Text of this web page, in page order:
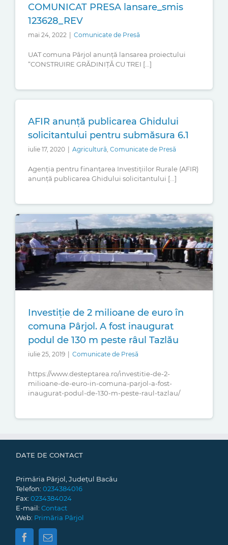
COMUNICAT PRESA lansare_smis
123628_REV
mai 24, 2022 | Comunicate de Presă
UAT comuna Pârjol anunță lansarea proiectului
“CONSTRUIRE GRĂDINIȚĂ CU TREI [...]
AFIR anunţă publicarea Ghidului
solicitantului pentru submăsura 6.1
iulie 17, 2020 | Agricultură Comunicate de Presă
Agenţia pentru finanţarea Investiţiilor Rurale (AFIR)
anunţă publicarea Ghidului solicitantului [...]
Investiţie de 2 milioane de euro în
comuna Pârjol. A fost inaugurat
podul de 130 m peste râul Tazlău
iulie 25, 2019 | Comunicate de Presă
https://www.desteptarea.ro/investitie-de-2-
milioane-de-euro-in-comuna-parjol-a-fost-
inaugurat-podul-de-130-m-peste-raul-tazlau/
DATE DE CONTACT
Primăria Pârjol, Județul Bacău
Telefon: 0234384016
Fax: 0234384024
E-mail: Contact
Web: Primăria Pârjol